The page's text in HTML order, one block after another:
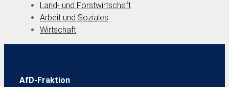
Land- und Forstwirtschaft
Arbeit und Soziales
Wirtschaft
AfD-Fraktion